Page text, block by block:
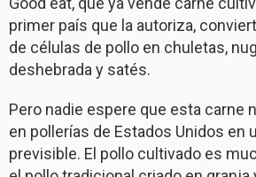
primer país que la autoriza,
de células de pollo en chuletas,
deshebrada y satés.
Pero nadie espere que esta carne
en pollerías de Estados Unidos en
previsible. El pollo cultivado es